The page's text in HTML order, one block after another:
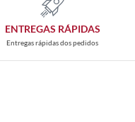
ENTREGAS RÁPIDAS
Entregas rápidas dos pedidos